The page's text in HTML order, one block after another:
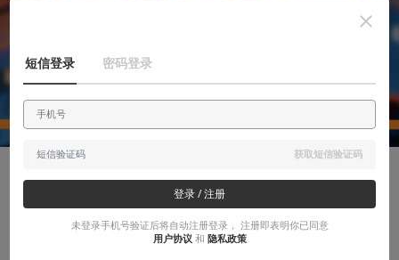
创作笔记
我在髪兰西做动画 正篇：个人创作部分大
短信登录 密码登录
获取短信验证码
登录 / 注册
未登录手机号验证后将自动注册登录， 注册即表明你已同意
用户协议 和 隐私政策